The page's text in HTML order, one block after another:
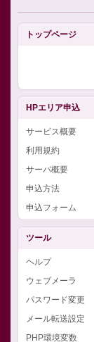
トップページ
HPエリア申込
サービス概要
利用規約
サーバ概要
申込方法
申込フォーム
ツール
ヘルプ
ウェブメーラ
パスワード変更
メール転送設定
PHP環境変数